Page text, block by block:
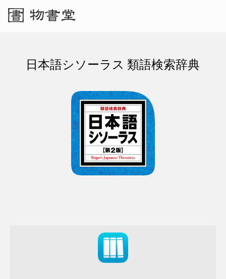
日本語シソーラス 類語検索辞典